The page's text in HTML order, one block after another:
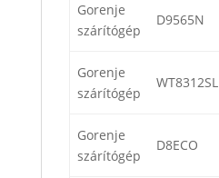
Gorenje
szárítógép
D9565N
Gorenje
szárítógép
WT8312SL
Gorenje
szárítógép
D8ECO